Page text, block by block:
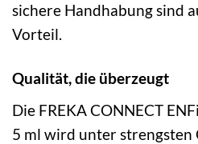
sichere Handhabung sind
Vorteil.
Qualität, die überzeugt
Die FREKA CONNECT
5 ml wird unter